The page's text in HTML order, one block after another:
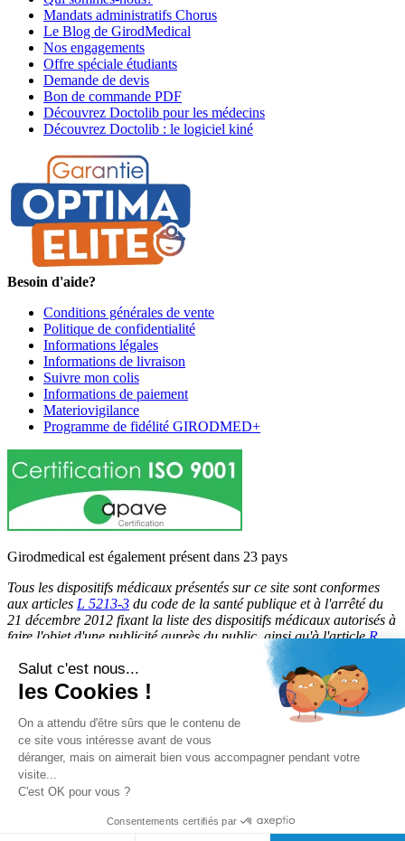
Mandats administratifs Chorus
Le Blog de GirodMedical
Nos engagements
Offre spéciale étudiants
Demande de devis
Bon de commande PDF
Découvrez Doctolib pour les médecins
Découvrez Doctolib : le logiciel kiné
Besoin d'aide?
Conditions générales de vente
Politique de confidentialité
Informations légales
Informations de livraison
Suivre mon colis
Informations de paiement
Materiovigilance
Programme de fidélité GIRODMED+
Girodmedical est également présent dans 23 pays
Tous les dispositifs médicaux présentés sur ce site sont conformes
aux articles L 5213-3 du code de la santé publique et à l'arrêté du
21 décembre 2012 fixant la liste des dispositifs médicaux autorisés à
faire l'objet d'une publicité auprès du public, ainsi qu'à l'articleR
du code de la santé publique. Par conséquent, ils peuvent
être légalement promus et rendus accessibles au public.
© 2026 Girodmedical. Tous droits réservés.
Paiement 100 % sécurisé !
Contrôle Anti-Fraude, Certificat SSL
Salut c'est nous...
les Cookies !
On a attendu d'être sûrs que le contenu de
ce site vous intéresse avant de vous
déranger, mais on aimerait bien vous accompagner pendant votre
visite...
C'est OK pour vous ?
Consentements certifiés par